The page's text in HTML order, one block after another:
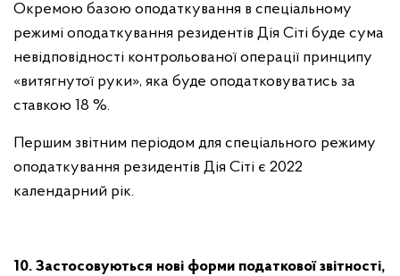
Окремою базою оподаткування в спеціальному
режимі оподаткування резидентів Дія Сіті буде сума
невідповідності контрольованої операції принципу
«витягнутої руки», яка буде оподатковуватись за
ставкою 18 %.
Першим звітним періодом для спеціального режиму
оподаткування резидентів Дія Сіті є 2022
календарний рік.
10. Застосовуються нові форми податкової звітності,